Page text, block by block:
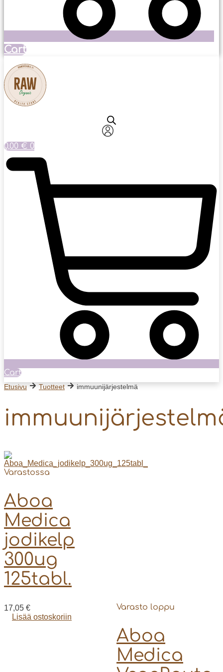
Cart
0,00 € 0
Cart
Etusivu Tuotteet immuunijärjestelmä
Varastossa
Aboa
Medica
jodikelp
300ug
125tabl.
17,05 €
Lisää ostoskoriin
Varasto loppu
Aboa
Medica